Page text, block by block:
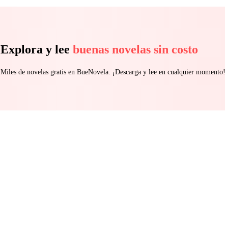
Explora y lee buenas novelas sin costo
Miles de novelas gratis en BueNovela. ¡Descarga y lee en cualquier momento!